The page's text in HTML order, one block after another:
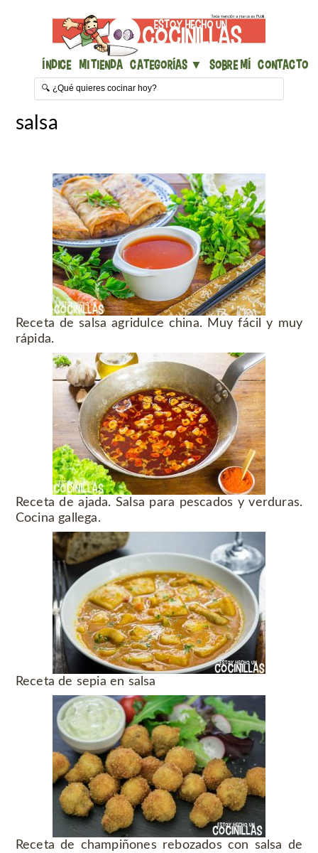
Índice Mi Tienda Categorías ▼ Sobre mí Contacto
salsa
Receta de salsa agridulce china. Muy fácil y muy
rápida.
Receta de ajada. Salsa para pescados y verduras.
Cocina gallega.
Receta de sepia en salsa
Receta de champiñones rebozados con salsa de